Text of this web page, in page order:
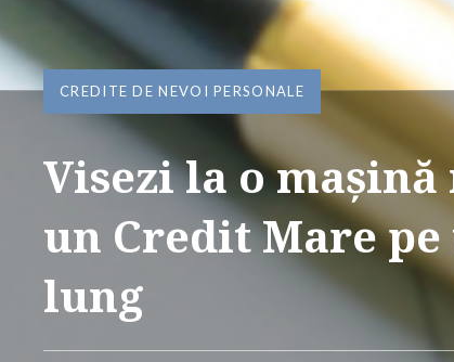
CREDITE DE NEVOI PERSONALE
Visezi la o mașină
un Credit Mare
lung